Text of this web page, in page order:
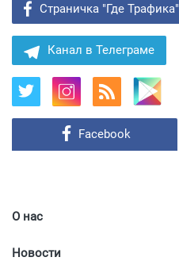
Страничка "Где Трафика"
Канал в Телеграме
О нас
Новости
Facebook